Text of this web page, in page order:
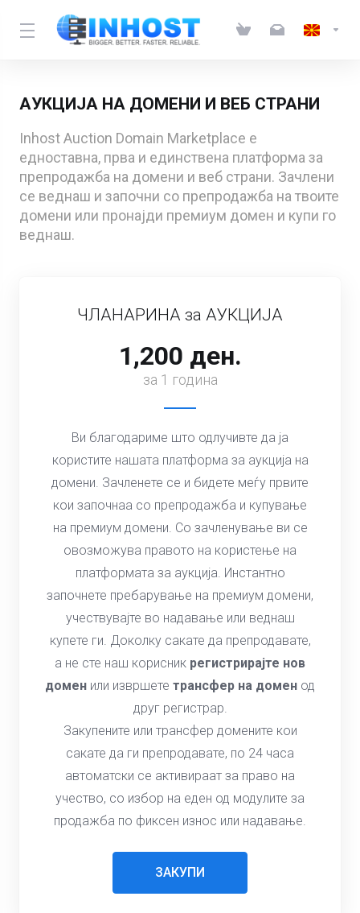
АУКЦИЈА НА ДОМЕНИ И ВЕБ СТРАНИ
Inhost Auction Domain Marketplace е
едноставна, прва и единствена платформа за
препродажба на домени и веб страни. Зачлени
се веднаш и започни со препродажба на твоите
домени или пронајди премиум домен и купи го
веднаш.
ЧЛАНАРИНА за АУКЦИЈА
1,200 ден.
за 1 година
Ви благодариме што одлучивте да ја
користите нашата платформа за аукција на
домени. Зачленете се и бидете меѓу првите
кои започнаа со препродажба и купување
на премиум домени. Со зачленување ви се
овозможува правото на користење на
платформата за аукција. Инстантно
започнете пребарување на премиум домени,
учествувајте во надавање или веднаш
купете ги. Доколку сакате да препродавате,
а не сте наш корисник регистрирајте нов
домен или извршете трансфер на домен од
друг регистрар.
Закупените или трансфер домените кои
сакате да ги препродавате, по 24 часа
автоматски се активираат за право на
учество, со избор на еден од модулите за
продажба по фиксен износ или надавање.
ЗАКУПИ